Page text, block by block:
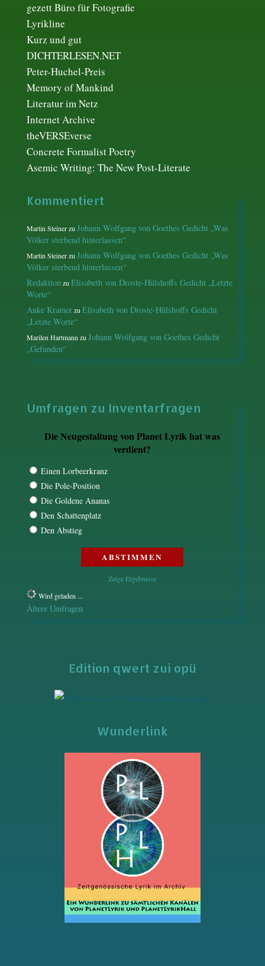
gezett Büro für Fotografie
Lyrikline
Kurz und gut
DICHTERLESEN.NET
Peter-Huchel-Preis
Memory of Mankind
Literatur im Netz
Internet Archive
theVERSEverse
Concrete Formalist Poetry
Asemic Writing: The New Post-Literate
Kommentiert
Martin Steinerzu Johann Wolfgang von Goethes Gedicht „Was
Völker sterbend hinterlassen“
Martin Steinerzu Johann Wolfgang von Goethes Gedicht „Was
Völker sterbend hinterlassen“
Redaktion zu Elisabeth von Droste-Hülshoffs Gedicht „Letzte
Worte“
Anke Kramerzu Elisabeth von Droste-Hülshoffs Gedicht
„Letzte Worte“
Marilen Hartmann zu Johann Wolfgang von Goethes Gedicht
„Gefunden“
Umfragen zu Inventarfragen
Die Neugestaltung von Planet Lyrik hat was
verdient?
Einen Lorbeerkranz
Die Pole-Position
Die Goldene Ananas
Den Schattenplatz
Den Abstieg
Zeige Ergebnisse
Wird geladen ...
Ältere Umfragen
Edition qwert zui opü
Wunderlink